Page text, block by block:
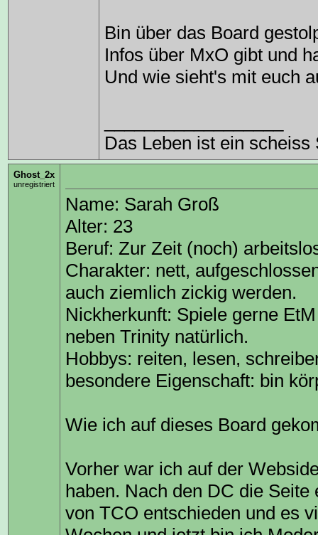
Bin über das Board
Infos über MxO gibt und
Und wie sieht's mit euch
Das Leben ist ein
Ghost_2x
unregistriert
Name: Sarah Groß
Alter: 23
Beruf: Zur Zeit (noch)
Charakter: nett,
auch ziemlich zickig werden.
Nickherkunft: Spiele gerne
neben Trinity natürlich.
Hobbys: reiten, lesen,
besondere Eigenschaft: bin
Wie ich auf dieses Board
Vorher war ich auf der
haben. Nach den DC die
von TCO entschieden und es